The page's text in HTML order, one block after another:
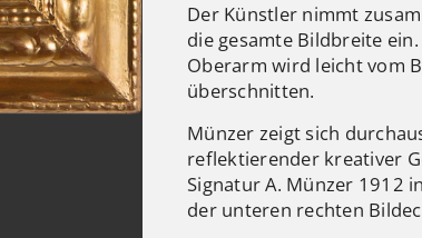
Der Künstler nimmt
die gesamte Bildbreite
Oberarm wird leicht vom
überschnitten.
Münzer zeigt sich
reflektierender kreativer
Signatur A. Münzer 1912
der unteren rechten